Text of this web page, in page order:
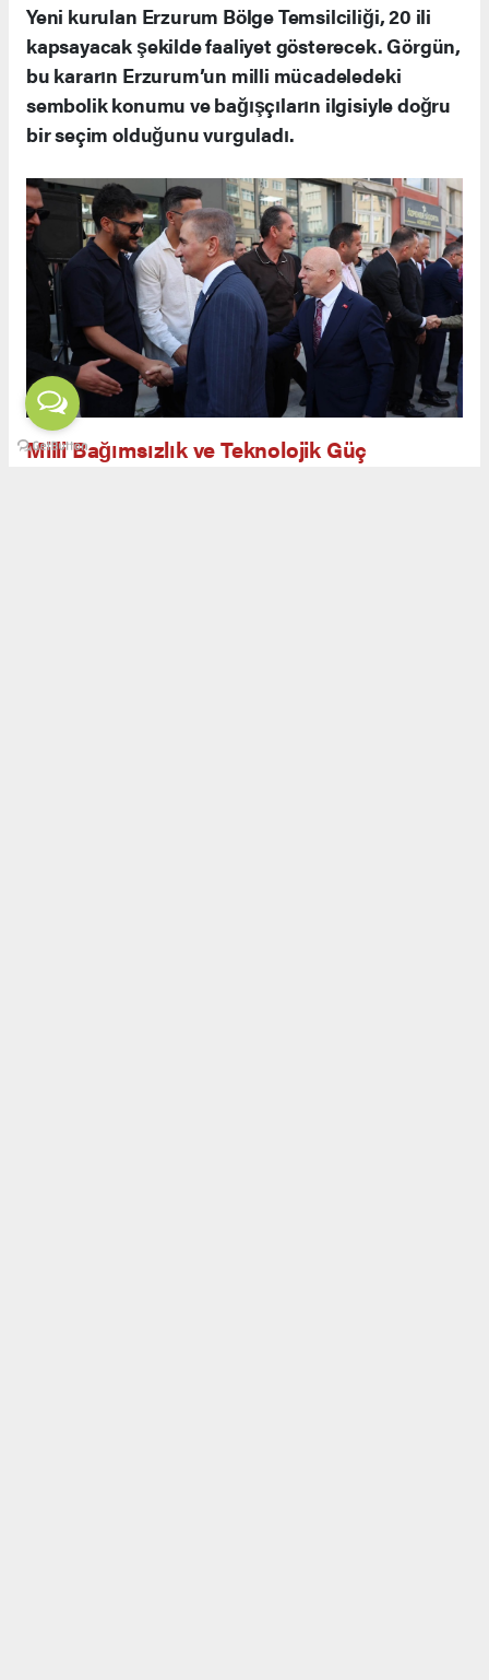
Yeni kurulan Erzurum Bölge Temsilciliği, 20 ili
kapsayacak şekilde faaliyet gösterecek. Görgün,
bu kararın Erzurum’un milli mücadeledeki
sembolik konumu ve bağışçıların ilgisiyle doğru
bir seçim olduğunu vurguladı.
Milli Bağımsızlık ve Teknolojik Güç